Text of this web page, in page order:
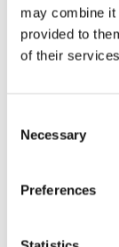
may combine it
provided to
of their
Selection
Necessary
Preferences
Aurora